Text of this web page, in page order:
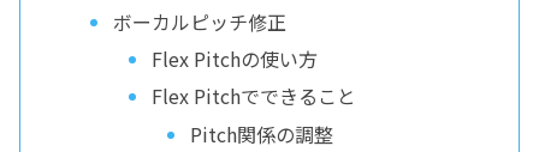
ボーカルピッチ修正
Flex Pitchの使い方
Flex Pitchでできること
Pitch関係の調整